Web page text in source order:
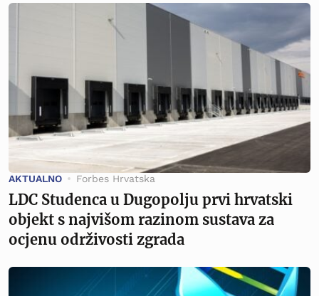
AKTUALNO Forbes Hrvatska
LDC Studenca u Dugopolju prvi hrvatski
objekt s najvišom razinom sustava za
ocjenu održivosti zgrada